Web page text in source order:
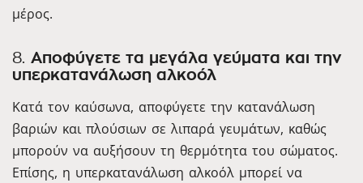
μέρος.
8. Αποφύγετε τα μεγάλα γεύματα και την
υπερκατανάλωση αλκοόλ
Κατά τον καύσωνα, αποφύγετε την κατανάλωση
βαριών και πλούσιων σε λιπαρά γευμάτων, καθώς
μπορούν να αυξήσουν τη θερμότητα του σώματος.
Επίσης, η υπερκατανάλωση αλκοόλ μπορεί να